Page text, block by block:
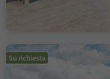
Su richiesta